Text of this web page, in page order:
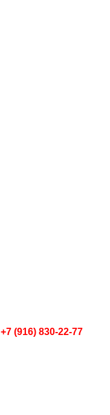
+7 (916) 830-22-77